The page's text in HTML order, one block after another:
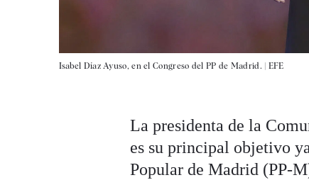
Isabel Díaz Ayuso, en el Congreso del PP de Madrid. | EFE
La presidenta de la
es su principal objetivo
Popular de Madrid (PP-